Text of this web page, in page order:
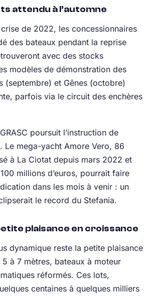
attendu à l’automne
de 2022, les concessionnaires
des bateaux pendant la reprise
avec des stocks
modèles de démonstration des
(septembre) et Gênes (octobre)
parfois via le circuit des enchères
poursuit l’instruction de
Le mega-yacht Amore Vero, 86
à La Ciotat depuis mars 2022 et
millions d’euros, pourrait faire
dans les mois à venir : un
le record du Stefania.
plaisance en croissance
dynamique reste la petite plaisance
à 7 mètres, bateaux à moteur
réformés. Ces lots,
centaines à quelques milliers